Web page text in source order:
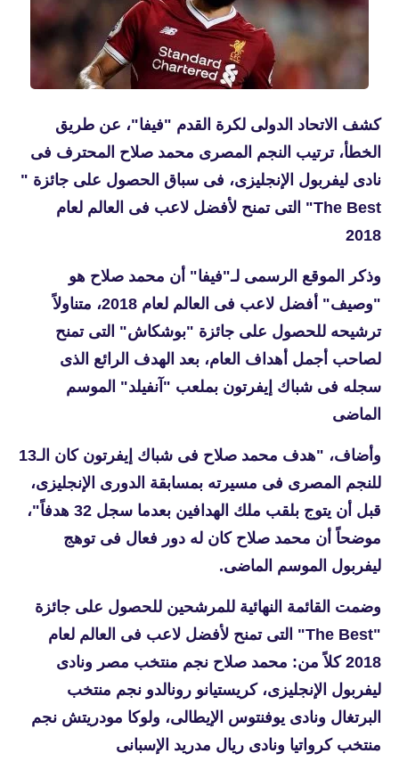
كشف الاتحاد الدولى لكرة القدم "فيفا"، عن طريق
الخطأ، ترتيب النجم المصرى محمد صلاح المحترف فى
نادى ليفربول الإنجليزى، فى سباق الحصول على جائزة "
The Best" التى تمنح لأفضل لاعب فى العالم لعام
2018
وذكر الموقع الرسمى لـ"فيفا" أن محمد صلاح هو
"وصيف" أفضل لاعب فى العالم لعام 2018، متناولاً
ترشيحه للحصول على جائزة "بوشكاش" التى تمنح
لصاحب أجمل أهداف العام، بعد الهدف الرائع الذى
سجله فى شباك إيفرتون بملعب "آنفيلد" الموسم
الماضى
وأضاف، "هدف محمد صلاح فى شباك إيفرتون كان الـ13
للنجم المصرى فى مسيرته بمسابقة الدورى الإنجليزى،
قبل أن يتوج بلقب ملك الهدافين بعدما سجل 32 هدفاً"،
موضحاً أن محمد صلاح كان له دور فعال فى توهج
ليفربول الموسم الماضى.
وضمت القائمة النهائية للمرشحين للحصول على جائزة
"The Best" التى تمنح لأفضل لاعب فى العالم لعام
2018 كلاً من: محمد صلاح نجم منتخب مصر ونادى
ليفربول الإنجليزى، كريستيانو رونالدو نجم منتخب
البرتغال ونادى يوفنتوس الإيطالى، ولوكا مودريتش نجم
منتخب كرواتيا ونادى ريال مدريد الإسبانى